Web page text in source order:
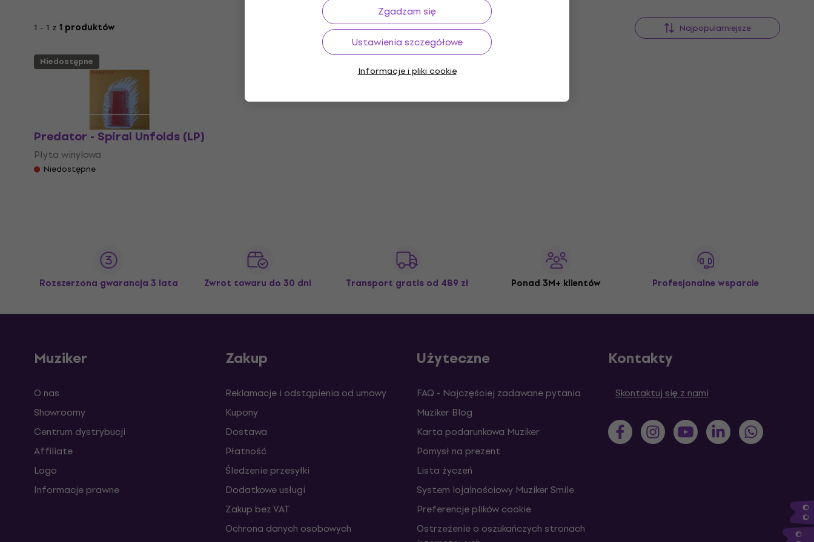
Zgadzam się
Ustawienia szczegółowe
Informacje i pliki cookie
1 - 1 z 1 produktów Najpopularniejsze
Niedostępne
Predator - Spiral Unfolds (LP)
Płyta winylowa
Niedostępne
Rozszerzona gwarancja 3 lata Zwrot towaru do 30 dni Transport gratis od 489 zł Ponad 3M+ klientów Profesjonalne wsparcie
Muziker
O nas
Showroomy
Centrum dystrybucji
Affiliate
Logo
Informacje prawne
Zakup
Reklamacje i odstąpienia od umowy
Kupony
Dostawa
Płatność
Śledzenie przesyłki
Dodatkowe usługi
Zakup bez VAT
Ochrona danych osobowych
Użyteczne
FAQ - Najczęściej zadawane pytania
Muziker Blog
Karta podarunkowa Muziker
Pomysł na prezent
Lista życzeń
System lojalnościowy Muziker Smile
Preferencje plików cookie
Ostrzeżenie o oszukańczych stronach
Kontakty
Skontaktuj się z nami